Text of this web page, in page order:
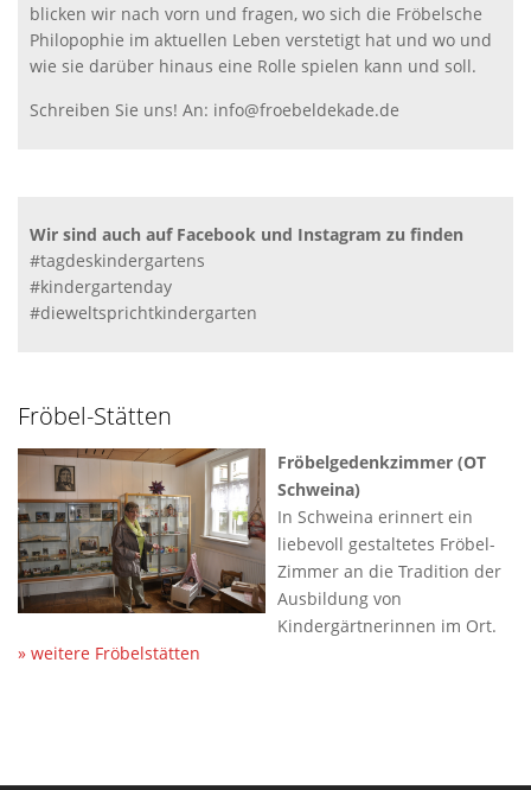
blicken wir nach vorn und fragen, wo sich die Fröbelsche
Philopophie im aktuellen Leben verstetigt hat und wo und
wie sie darüber hinaus eine Rolle spielen kann und soll.
Schreiben Sie uns! An: info@froebeldekade.de
Wir sind auch auf Facebook und Instagram zu finden
#tagdeskindergartens
#kindergartenday
#dieweltsprichtkindergarten
Fröbel-Stätten
Fröbelgedenkzimmer (OT
Schweina)
In Schweina erinnert ein
liebevoll gestaltetes Fröbel-
Zimmer an die Tradition der
Ausbildung von
Kindergärtnerinnen im Ort.
» weitere Fröbelstätten